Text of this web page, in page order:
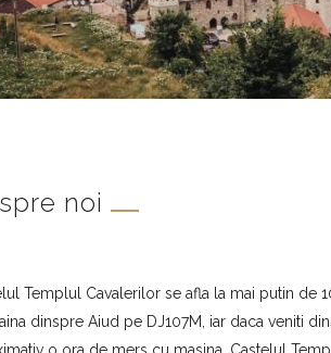
noi
Templul Cavalerilor se afla la mai putin de
dinspre Aiud pe DJ107M, iar daca veniti